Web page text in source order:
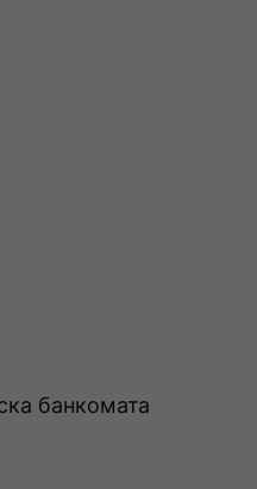
банкомата